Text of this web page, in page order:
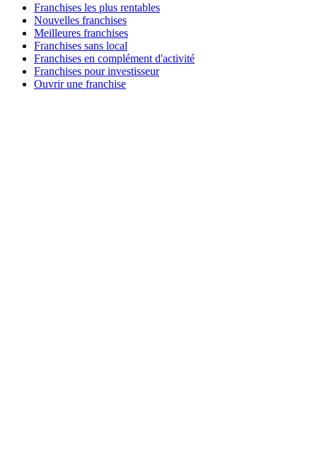
Franchises les plus rentables
Nouvelles franchises
Meilleures franchises
Franchises sans local
Franchises en complément d'activité
Franchises pour investisseur
Ouvrir une franchise